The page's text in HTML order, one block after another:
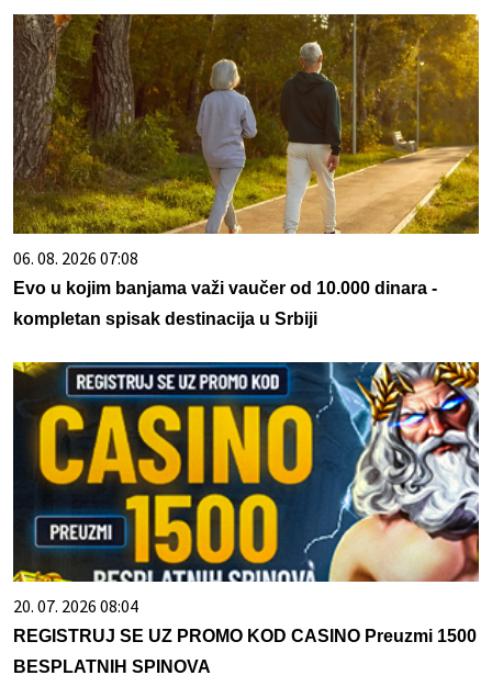
06. 08. 2026 07:08
Evo u kojim banjama važi vaučer od 10.000 dinara -
kompletan spisak destinacija u Srbiji
20. 07. 2026 08:04
REGISTRUJ SE UZ PROMO KOD CASINO Preuzmi 1500
BESPLATNIH SPINOVA